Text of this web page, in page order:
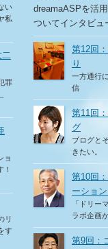
い
私
二
罪
ョ
リ
す
dreamaASPを活
ついてインタビュ
第12回
り
一方通行
信
第11回
グ
ブログと
きたい。
第10回
ーショ
「ドリー
ラボ企画
第9回：